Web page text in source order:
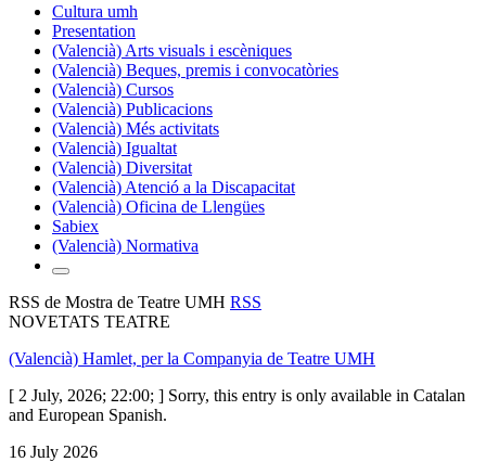
Cultura umh
Presentation
(Valencià) Arts visuals i escèniques
(Valencià) Beques, premis i convocatòries
(Valencià) Cursos
(Valencià) Publicacions
(Valencià) Més activitats
(Valencià) Igualtat
(Valencià) Diversitat
(Valencià) Atenció a la Discapacitat
(Valencià) Oficina de Llengües
Sabiex
(Valencià) Normativa
RSS de Mostra de Teatre UMH RSS
NOVETATS TEATRE
(Valencià) Hamlet, per la Companyia de Teatre UMH
[ 2 July, 2026; 22:00; ] Sorry, this entry is only available in Catalan
and European Spanish.
16 July 2026